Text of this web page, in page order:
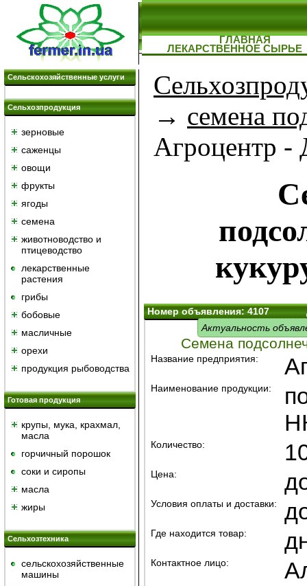
ГЛАВНАЯ
ЛЕКАРСТВЕННОЕ СЫРЬЕ
Сельскохозяйственные услуги
Сельхозпродукция
зерновые
саженцы
овощи
фрукты
ягоды
семена
животноводство и
птицеводство
лекарственные
растения
грибы
бобовые
масличные
орехи
продукция рыбоводства
Готовая продукция
крупы, мука, крахмал,
масла
горчичный порошок
cоки и сиропы
масла
жиры
Сельхозтехника
сельскохозяйственные
машины
→ семена
Агроцентр -
Номер объявления: 4107
Актуальность
Семена
Название предприятия:
Наименование продукции:
Количество:
Цена:
Условия оплаты и доставки:
Где находится товар:
Контактное лицо: